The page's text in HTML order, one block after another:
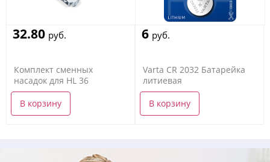
32.80 руб.
Комплект сменных
насадок для HL 36
В корзину
6 руб.
Varta CR 2032 Батарейка
литиевая
В корзину